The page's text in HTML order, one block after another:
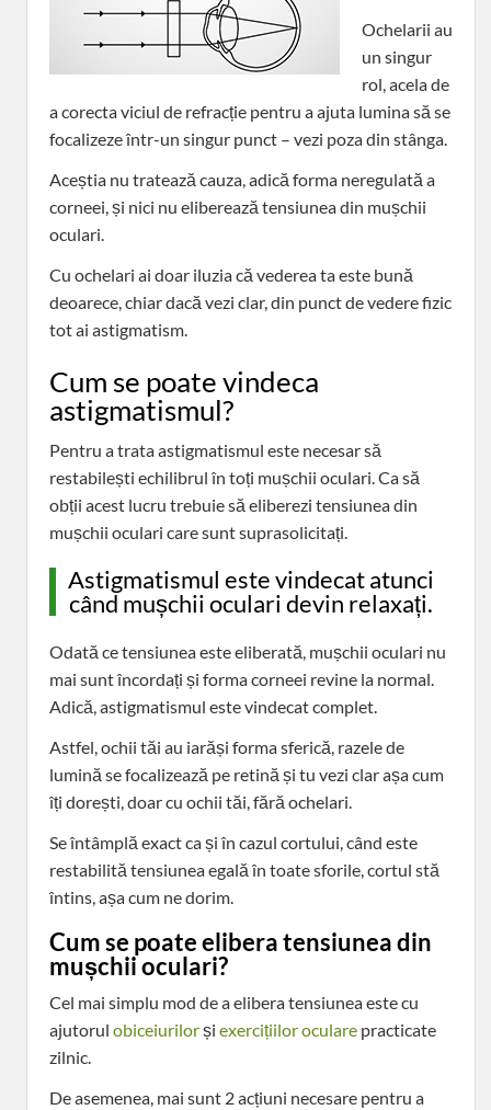
Ochelarii au
un singur
rol, acela de
a corecta viciul de refracție pentru a ajuta lumina să se
focalizeze într-un singur punct – vezi poza din stânga.
Aceștia nu tratează cauza, adică forma neregulată a
corneei, și nici nu eliberează tensiunea din mușchii
oculari.
Cu ochelari ai doar iluzia că vederea ta este bună
deoarece, chiar dacă vezi clar, din punct de vedere fizic
tot ai astigmatism.
Cum se poate vindeca
astigmatismul?
Pentru a trata astigmatismul este necesar să
restabilești echilibrul în toți mușchii oculari. Ca să
obții acest lucru trebuie să eliberezi tensiunea din
mușchii oculari care sunt suprasolicitați.
Astigmatismul este vindecat atunci
când mușchii oculari devin relaxați.
Odată ce tensiunea este eliberată, mușchii oculari nu
mai sunt încordați și forma corneei revine la normal.
Adică, astigmatismul este vindecat complet.
Astfel, ochii tăi au iarăși forma sferică, razele de
lumină se focalizează pe retină și tu vezi clar așa cum
îți dorești, doar cu ochii tăi, fără ochelari.
Se întâmplă exact ca și în cazul cortului, când este
restabilită tensiunea egală în toate sforile, cortul stă
întins, așa cum ne dorim.
Cum se poate elibera tensiunea din
mușchii oculari?
Cel mai simplu mod de a elibera tensiunea este cu
ajutorul obiceiurilorși exercițiilor oculare practicate
zilnic.
De asemenea, mai sunt 2 acțiuni necesare pentru a